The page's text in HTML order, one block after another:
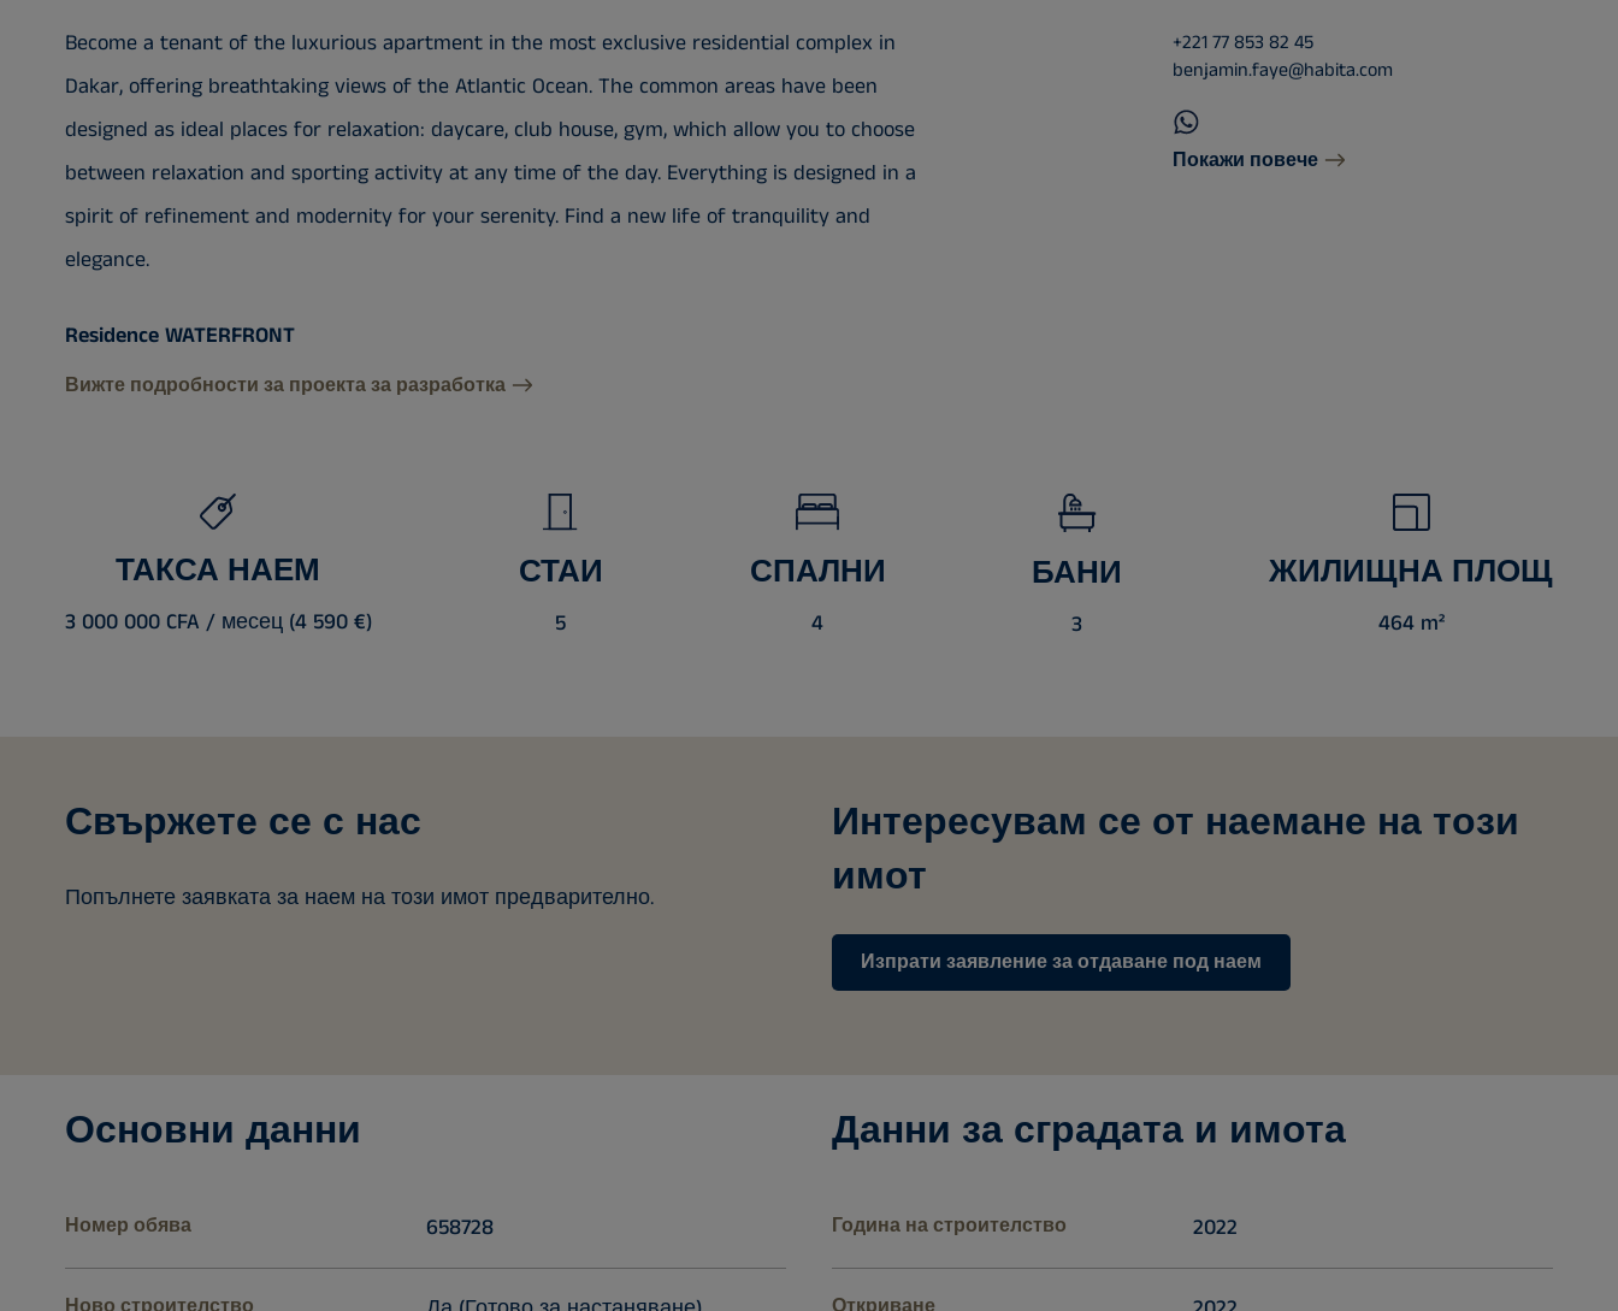
Become a tenant of the luxurious apartment in the most exclusive residential complex in
Dakar, offering breathtaking views of the Atlantic Ocean. The common areas have been
designed as ideal places for relaxation: daycare, club house, gym, which allow you to choose
between relaxation and sporting activity at any time of the day. Everything is designed in a
spirit of refinement and modernity for your serenity. Find a new life of tranquility and
elegance.
Residence WATERFRONT
Вижте подробности за проекта за разработка
+221 77 853 82 45
benjamin.faye@habita.com
Покажи повече
ТАКСА НАЕМ
3 000 000 CFA / месец (4 590 €)
СТАИ
5
СПАЛНИ
4
БАНИ
3
ЖИЛИЩНА ПЛОЩ
464 m²
Свържете се с нас
Попълнете заявката за наем на този имот предварително.
Интересувам се от наемане на този
имот
Изпрати заявление за отдаване под наем
Основни данни
Номер обява 658728
Данни за сградата и имота
Година на строителство 2022